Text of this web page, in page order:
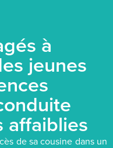
à
jeunes
affaiblies
de sa cousine dans un